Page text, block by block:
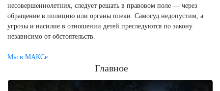
несовершеннолетних, следует решать в правовом поле — через
обращение в полицию или органы опеки. Самосуд недопустим, а
угрозы и насилие в отношении детей преследуются по закону
независимо от обстоятельств.
Мы в МАКСе
Главное